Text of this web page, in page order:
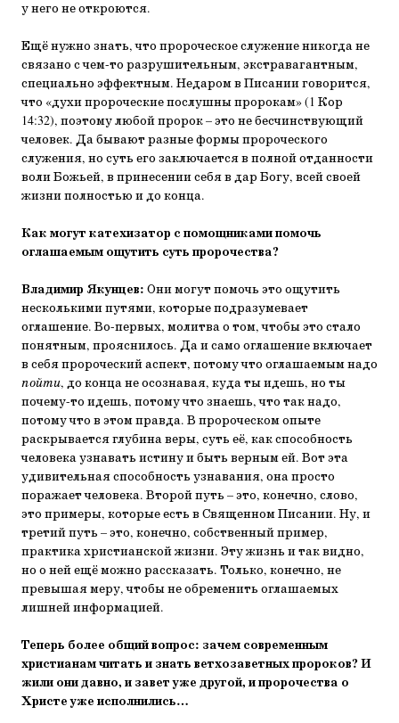
у него не откроются.
Ещё нужно знать, что пророческое служение никогда не
связано с чем-то разрушительным, экстравагантным,
специально эффектным. Недаром в Писании говорится,
что «духи пророческие послушны пророкам» (1 Кор
14:32), поэтому любой пророк – это не бесчинствующий
человек. Да бывают разные формы пророческого
служения, но суть его заключается в полной отданности
воли Божьей, в принесении себя в дар Богу, всей своей
жизни полностью и до конца.
Как могут катехизатор с помощниками помочь
оглашаемым ощутить суть пророчества?
Владимир Якунцев: Они могут помочь это ощутить
несколькими путями, которые подразумевает
оглашение. Во-первых, молитва о том, чтобы это стало
понятным, прояснилось. Да и само оглашение включает
в себя пророческий аспект, потому что оглашаемым надо
пойти, до конца не осознавая, куда ты идешь, но ты
почему-то идешь, потому что знаешь, что так надо,
потому что в этом правда. В пророческом опыте
раскрывается глубина веры, суть её, как способность
человека узнавать истину и быть верным ей. Вот эта
удивительная способность узнавания, она просто
поражает человека. Второй путь – это, конечно, слово,
это примеры, которые есть в Священном Писании. Ну, и
третий путь – это, конечно, собственный пример,
практика христианской жизни. Эту жизнь и так видно,
но о ней ещё можно рассказать. Только, конечно, не
превышая меру, чтобы не обременить оглашаемых
лишней информацией.
Теперь более общий вопрос: зачем современным
христианам читать и знать ветхозаветных пророков? И
жили они давно, и завет уже другой, и пророчества о
Христе уже исполнились…